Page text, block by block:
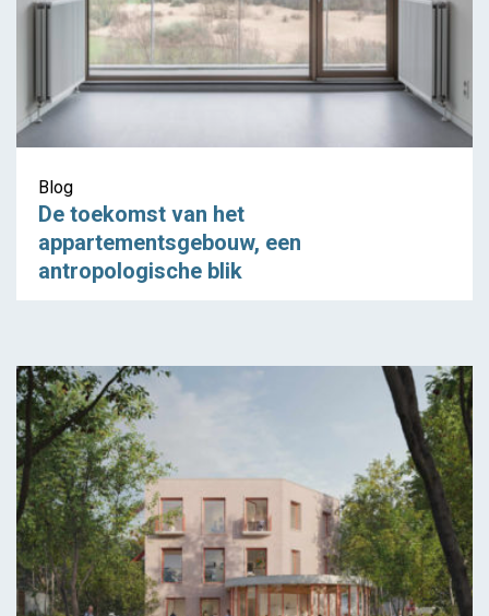
Blog
De toekomst van het
appartementsgebouw, een
antropologische blik